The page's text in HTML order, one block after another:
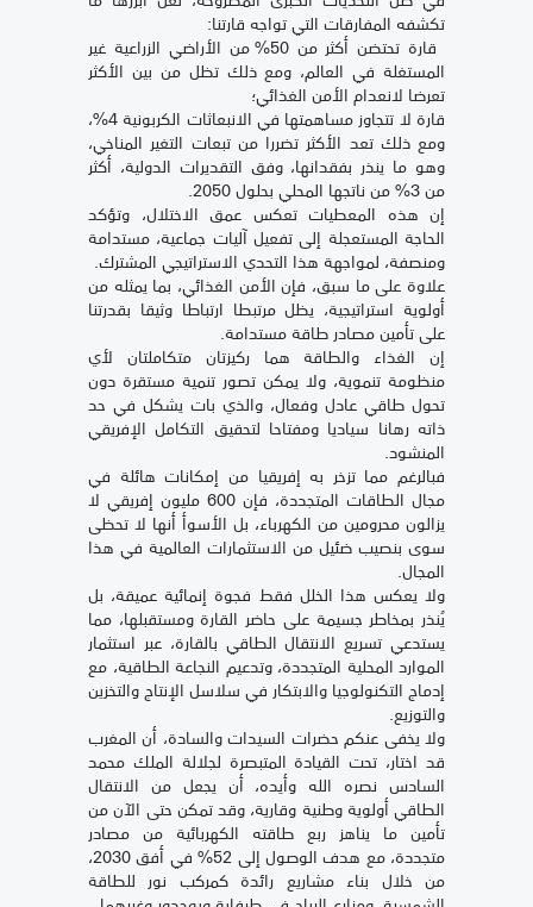
تكشفه المفارقات التي تواجه قارتنا:
قارة تحتضن أكثر من 50% من الأراضي الزراعية غير
المستغلة في العالم، ومع ذلك تظل من بين الأكثر
تعرضا لانعدام الأمن الغذائي؛
قارة لا تتجاوز مساهمتها في الانبعاثات الكربونية 4%،
ومع ذلك تعد الأكثر تضررا من تبعات التغير المناخي،
وهو ما ينذر بفقدانها، وفق التقديرات الدولية، أكثر
من 3% من ناتجها المحلي بحلول 2050.
إن هذه المعطيات تعكس عمق الاختلال، وتؤكد
الحاجة المستعجلة إلى تفعيل آليات جماعية، مستدامة
ومنصفة، لمواجهة هذا التحدي الاستراتيجي المشترك.
علاوة على ما سبق، فإن الأمن الغذائي، بما يمثله من
أولوية استراتيجية، يظل مرتبطا ارتباطا وثيقا بقدرتنا
على تأمين مصادر طاقة مستدامة.
إن الغذاء والطاقة هما ركيزتان متكاملتان لأي
منظومة تنموية، ولا يمكن تصور تنمية مستقرة دون
تحول طاقي عادل وفعال، والذي بات يشكل في حد
ذاته رهانا سياديا ومفتاحا لتحقيق التكامل الإفريقي
المنشود.
فبالرغم مما تزخر به إفريقيا من إمكانات هائلة في
مجال الطاقات المتجددة، فإن 600 مليون إفريقي لا
يزالون محرومين من الكهرباء، بل الأسوأ أنها لا تحظى
سوى بنصيب ضئيل من الاستثمارات العالمية في هذا
المجال.
ولا يعكس هذا الخلل فقط فجوة إنمائية عميقة، بل
يُنذر بمخاطر جسيمة على حاضر القارة ومستقبلها، مما
يستدعي تسريع الانتقال الطاقي بالقارة، عبر استثمار
الموارد المحلية المتجددة، وتدعيم النجاعة الطاقية، مع
إدماج التكنولوجيا والابتكار في سلاسل الإنتاج والتخزين
والتوزيع.
ولا يخفى عنكم حضرات السيدات والسادة، أن المغرب
قد اختار، تحت القيادة المتبصرة لجلالة الملك محمد
السادس نصره الله وأيده، أن يجعل من الانتقال
الطاقي أولوية وطنية وقارية، وقد تمكن حتى الآن من
تأمين ما يناهز ربع طاقته الكهربائية من مصادر
متجددة، مع هدف الوصول إلى 52% في أفق 2030،
من خلال بناء مشاريع رائدة كمركب نور للطاقة